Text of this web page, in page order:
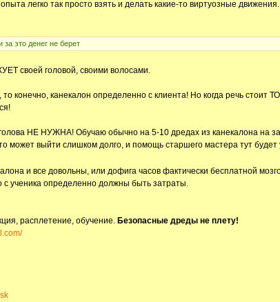
легко так просто взять и делать какие-то виртуозные
за это денег не берет
своей головой, своими волосами.
конечно, канекалон определенно с клиента! Но когда речь
НЕ НУЖНА! Обучаю обычно на 5-10 дредах из канекалона на
может выйти слишком долго, и помощь старшего мастера тут
и все довольны, или дофига часов фактически бесплатной
с ученика определенно должны быть затраты.
расплетение, обучение. Безопасные дреды не плету!